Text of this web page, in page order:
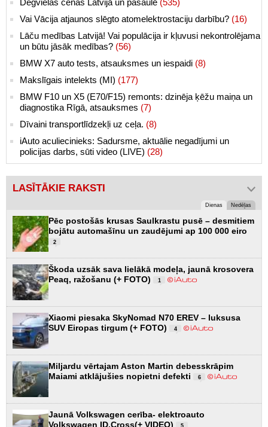
Vai Vācija atjaunos slēgto atomelektrostaciju darbību? (16)
Lāču medības Latvijā! Vai populācija ir kļuvusi nekontrolējama
un būtu jāsāk medības? (56)
BMW X7 auto tests, atsauksmes un iespaidi (8)
Makslīgais intelekts (MI) (177)
BMW F10 un X5 (E70/F15) remonts: dzinēja ķēžu maiņa un
diagnostika Rīgā, atsauksmes (7)
Dīvaini transportlīdzekļi uz ceļa. (8)
iAuto aculiecinieks: Sadursme, aktuālie negadījumi un
policijas darbs, sūti video (LIVE) (28)
LASĪTĀKIE RAKSTI
Dienas Nedēļas
Pēc postošās krusas Saulkrastu pusē – desmitiem
bojātu automašīnu un zaudējumi ap 100 000 eiro
2
Škoda uzsāk sava lielākā modeļa, jaunā krosovera
Peaq, ražošanu (+ FOTO)
1
Xiaomi piesaka SkyNomad N70 EREV – luksusa
SUV Eiropas tirgum (+ FOTO)
4
Miljardu vērtajam Aston Martin debesskrāpim
Maiami atklājušies nopietni defekti
6
Jaunā Volkswagen cerība- elektroauto
Volkswagen ID.Cross(+ VIDEO)
5